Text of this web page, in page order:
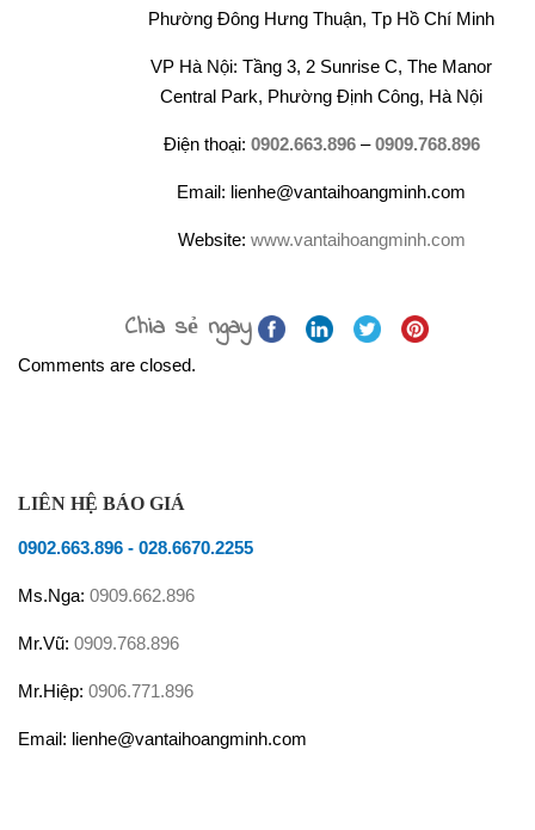
Phường Đông Hưng Thuận, Tp Hồ Chí Minh
VP Hà Nội: Tầng 3, 2 Sunrise C, The Manor
Central Park, Phường Định Công, Hà Nội
Điện thoại: 0902.663.896–0909.768.896
Email: lienhe@vantaihoangminh.com
Website: www.vantaihoangminh.com
Chia sẻ ngay
Comments are closed.
LIÊN HỆ BÁO GIÁ
0902.663.896 - 028.6670.2255
Ms.Nga: 0909.662.896
Mr.Vũ: 0909.768.896
Mr.Hiệp: 0906.771.896
Email: lienhe@vantaihoangminh.com